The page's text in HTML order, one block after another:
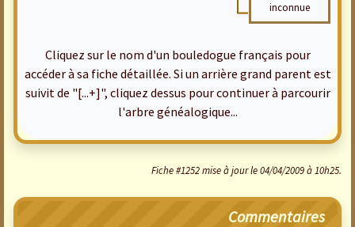
inconnue
Cliquez sur le nom d'un bouledogue français pour
accéder à sa fiche détaillée. Si un arrière grand parent est
suivit de "[...+]", cliquez dessus pour continuer à parcourir
l'arbre généalogique...
Fiche #1252 mise à jour le 04/04/2009 à 10h25.
Commentaires